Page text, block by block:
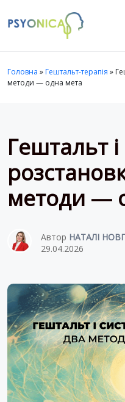
Головна » Гештальт-терапія »
методи — одна мета
Гештальт
методи —
Автор НАТАЛІ
29.04.2026